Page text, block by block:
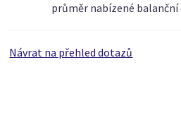
průměr nabízené balanční
Návrat na přehled dotazů